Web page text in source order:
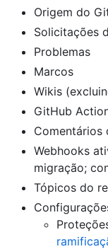
Origem do
Solicitações
Problemas
Marcos
Wikis
GitHub
Comentários
Webhooks
migração;
Tópicos do